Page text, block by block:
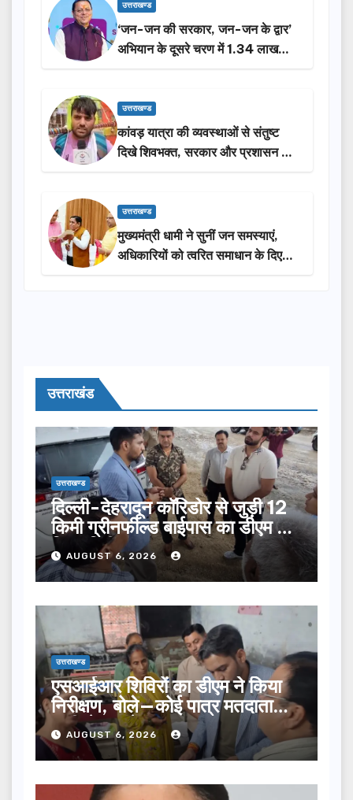
उत्तराखण्ड
‘जन-जन की सरकार, जन-जन के द्वार’
अभियान के दूसरे चरण में 1.34 लाख
लोगों की भागीदारी…
उत्तराखण्ड
कांवड़ यात्रा की व्यवस्थाओं से संतुष्ट
दिखे शिवभक्त, सरकार और प्रशासन की
सराहना…
उत्तराखण्ड
मुख्यमंत्री धामी ने सुनीं जन समस्याएं,
अधिकारियों को त्वरित समाधान के दिए
निर्देश
उत्तराखंड
उत्तराखण्ड
दिल्ली-देहरादून कॉरिडोर से जुड़ी 12
किमी ग्रीनफील्ड बाईपास का डीएम ने
किया निरीक्षण…
AUGUST 6, 2026
उत्तराखण्ड
एसआईआर शिविरों का डीएम ने किया
निरीक्षण, बोले—कोई पात्र मतदाता
सूची से न छूटे…
AUGUST 6, 2026